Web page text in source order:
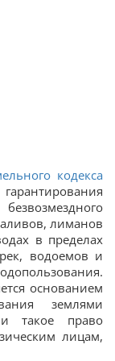
кодекса
лиманов
в пределах
водоемов и
основанием
землями
такое право
лицам,